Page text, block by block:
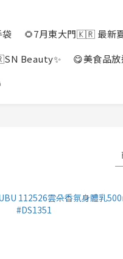
🌻7月東大門🇰🇷 最新
Beauty✨ 😋美食品放